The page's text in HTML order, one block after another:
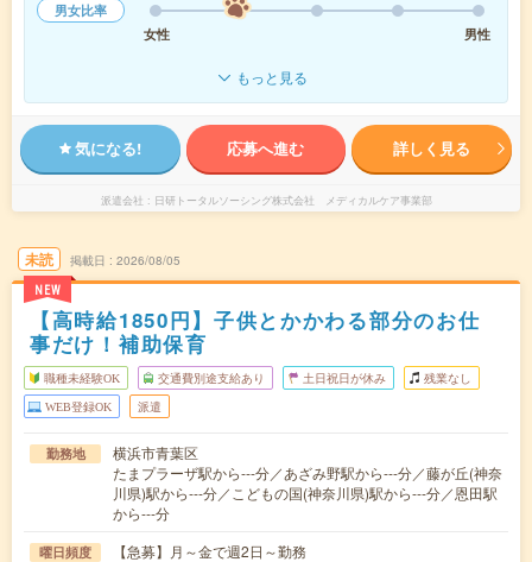
男女比率
女性
男性
もっと見る
気になる! 応募へ進む 詳しく見る
派遣会社 日研トータルソーシング株式会社 メディカルケア事業部
未読
NEW
掲載日 2026/08/05
【高時給1850円】子供とかかわる部分のお仕
事だけ！補助保育
職種未経験OK 交通費別途支給あり 土日祝日が休み 残業なし
WEB登録OK 派遣
勤務地
横浜市青葉区
たまプラーザ駅から---分／あざみ野駅から---分／藤が丘(神奈
川県)駅から---分／こどもの国(神奈川県)駅から---分／恩田駅
から---分
曜日頻度 【急募】月～金で週2日～勤務